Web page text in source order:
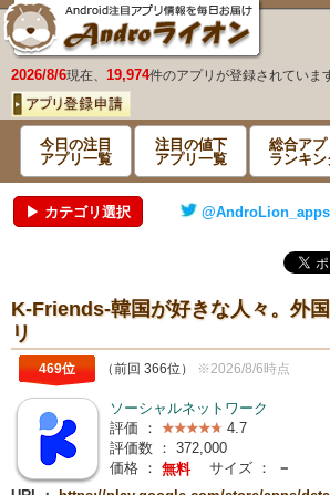
2026/8/6現在、 19,974件のアプリが登録されていま
今日の注目
アプリ一覧
注目の値下
アプリ一覧
総合アプ
ランキン
▶ カテゴリ選択 @AndroLion_apps
K-Friends-韓国が好きな人々。外
リ
469位 （前回 366位） ※2026/8/6時点
ソーシャルネットワーク
評価 ：
4.7
評価数 ： 372,000
価格 ： 無料 サイズ ：
－